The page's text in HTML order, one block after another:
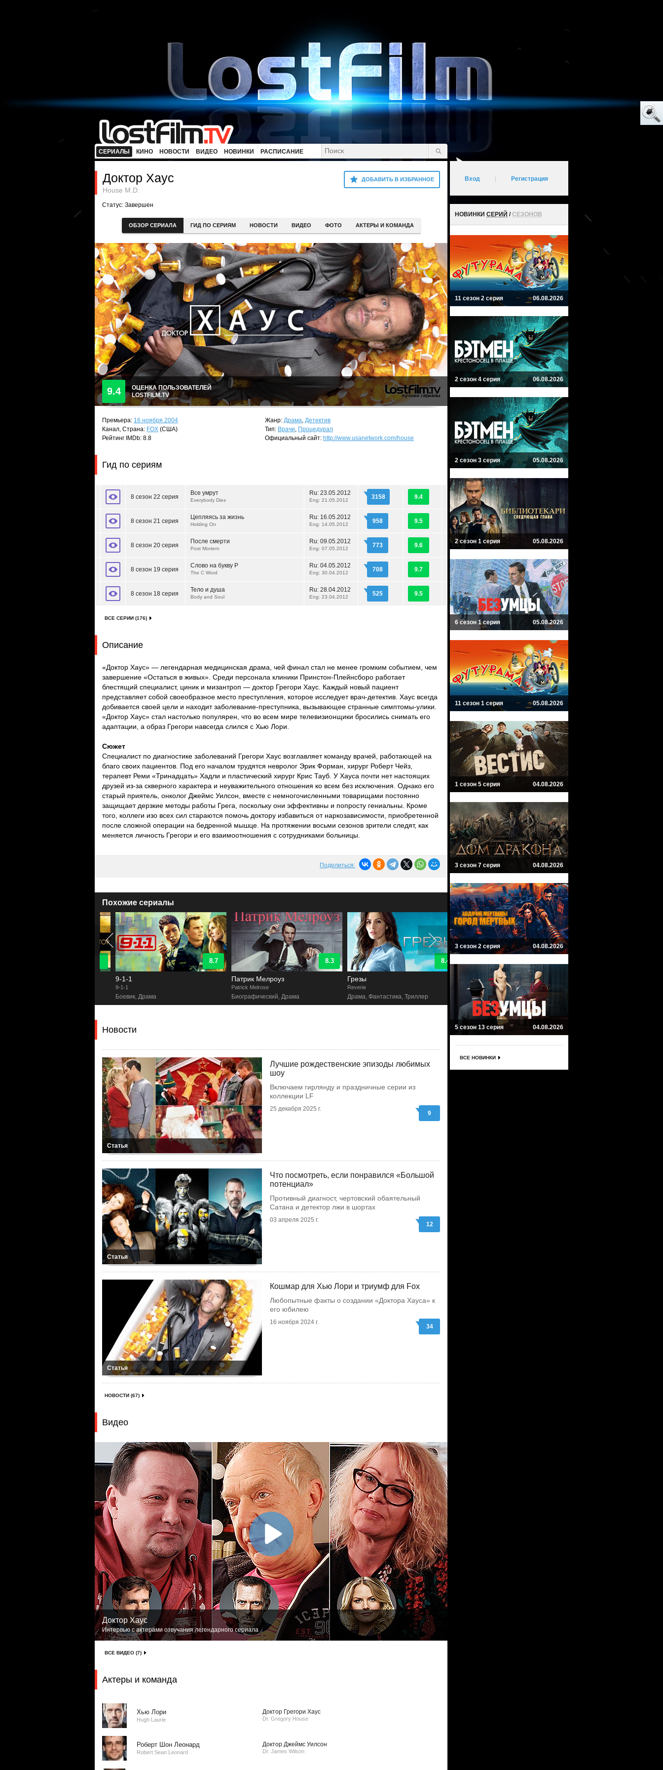
СЕРИАЛЫ КИНО НОВОСТИ ВИДЕО НОВИНКИ РАСПИСАНИЕ
ДОБАВИТЬ В ИЗБРАННОЕ
Доктор Хаус
House M.D.
Статус: Завершен
ОБЗОР СЕРИАЛА ГИД ПО СЕРИЯМ НОВОСТИ ВИДЕО ФОТО АКТЕРЫ И КОМАНДА
9.4
ОЦЕНКА ПОЛЬЗОВАТЕЛЕЙ
LOSTFILM.TV
Премьера: 16 ноября 2004
Канал, Страна: FOX (США)
Рейтинг IMDb: 8.8
Жанр: Драма, Детектив
Тип: Врачи, Процедурал
Официальный сайт: http://www.usanetwork.com/house
Гид по сериям
8 сезон 22 серия
Все умрут
Everybody Dies
Ru: 23.05.2012
Eng: 21.05.2012 3158 9.4
8 сезон 21 серия
Цепляясь за жизнь
Holding On
Ru: 16.05.2012
Eng: 14.05.2012 958 9.5
8 сезон 20 серия
После смерти
Post Mortem
Ru: 09.05.2012
Eng: 07.05.2012 773 9.6
8 сезон 19 серия
Слово на букву Р
The C Word
Ru: 04.05.2012
Eng: 30.04.2012 708 9.7
8 сезон 18 серия
Тело и душа
Body and Soul
Ru: 28.04.2012
Eng: 23.04.2012 525 9.5
ВСЕ СЕРИИ (176)
Описание
«Доктор Хаус» — легендарная медицинская драма, чей финал стал не менее громким событием, чем
завершение «Остаться в живых». Среди персонала клиники Принстон-Плейнсборо работает
блестящий специалист, циник и мизантроп — доктор Грегори Хаус. Каждый новый пациент
представляет собой своеобразное место преступления, которое исследует врач-детектив. Хаус всегда
добивается своей цели и находит заболевание-преступника, вызывающее странные симптомы-улики.
«Доктор Хаус» стал настолько популярен, что во всем мире телевизионщики бросились снимать его
адаптации, а образ Грегори навсегда слился с Хью Лори.
Сюжет
Специалист по диагностике заболеваний Грегори Хаус возглавляет команду врачей, работающей на
благо своих пациентов. Под его началом трудятся невролог Эрик Форман, хирург Роберт Чейз,
терапевт Реми «Тринадцать» Хадли и пластический хирург Крис Тауб. У Хауса почти нет настоящих
друзей из-за скверного характера и неуважительного отношения ко всем без исключения. Однако его
старый приятель, онколог Джеймс Уилсон, вместе с немногочисленными товарищами постоянно
защищает дерзкие методы работы Грега, поскольку они эффективны и попросту гениальны. Кроме
того, коллеги изо всех сил стараются помочь доктору избавиться от наркозависимости, приобретенной
после сложной операции на бедренной мышце. На протяжении восьми сезонов зрители следят, как
меняется личность Грегори и его взаимоотношения с сотрудниками больницы.
Поделиться:
Похожие сериалы
8.7
9-1-1
Боевик, Драма
8.3
Патрик Мелроуз
Patrick Melrose
Биографический, Драма
8.4
Грезы
Reverie
Драма, Фантастика, Триллер
9-1-1: Одинокая звезда
9-1-1: Lone Star
Боевик, Драма, Криминал
Новости
Статья
Лучшие рождественские эпизоды любимых
шоу
Включаем гирлянду и праздничные серии из
коллекции LF
25 декабря 2025 г.
9
Статья
Что посмотреть, если понравился «Большой
потенциал»
Противный диагност, чертовский обаятельный
Сатана и детектор лжи в шортах
03 апреля 2025 г.
12
Статья
Кошмар для Хью Лори и триумф для Fox
Любопытные факты о создании «Доктора Хауса» к
его юбилею
16 ноября 2024 г.
34
НОВОСТИ (67)
Видео
Доктор Хаус
Интервью с актерами озвучания легендарного сериала
ВСЕ ВИДЕО (7)
Актеры и команда
Хью Лори
Hugh Laurie
Доктор Грегори Хаус
Dr. Gregory House
Роберт Шон Леонард
Robert Sean Leonard
Доктор Джеймс Уилсон
Dr. James Wilson
Вход Регистрация
НОВИНКИ СЕРИЙ /СЕЗОНОВ
11 сезон 2 серия 06.08.2026
2 сезон 4 серия 06.08.2026
2 сезон 3 серия 05.08.2026
2 сезон 1 серия 05.08.2026
6 сезон 1 серия 05.08.2026
11 сезон 1 серия 05.08.2026
1 сезон 5 серия 04.08.2026
3 сезон 7 серия 04.08.2026
3 сезон 2 серия 04.08.2026
5 сезон 13 серия 04.08.2026
ВСЕ НОВИНКИ